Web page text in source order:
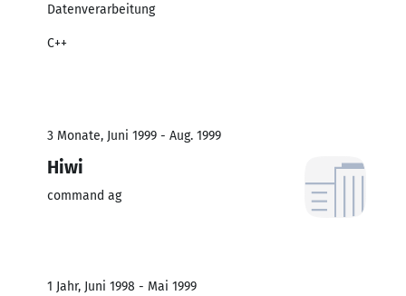
Datenverarbeitung
C++
3 Monate, Juni 1999 - Aug. 1999
Hiwi
command ag
1 Jahr, Juni 1998 - Mai 1999